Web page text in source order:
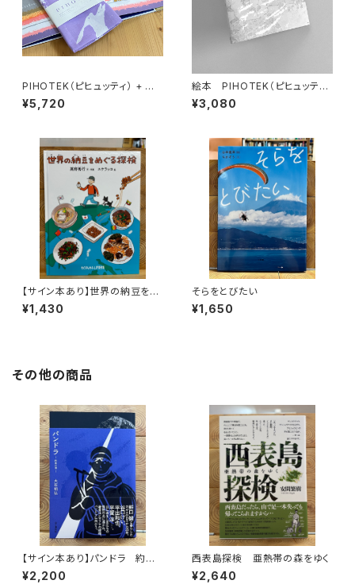
PIHOTEK（ピヒュッティ） + オリ
ジナルふろしき（薄紫）セット
¥5,720
絵本 PIHOTEK（ピヒュッティ）
北極を風と歩く
¥3,080
【サイン本あり】世界の納豆をめ
ぐる探検
¥1,430
そらをとびたい
¥1,650
その他の商品
【サイン本あり】パンドラ 約束
の頂
¥2,200
西表島探検 亜熱帯の森をゆく
¥2,640